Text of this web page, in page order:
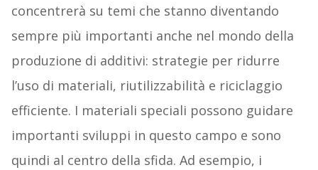
concentrerà su temi che stanno diventando
sempre più importanti anche nel mondo della
produzione di additivi: strategie per ridurre
l’uso di materiali, riutilizzabilità e riciclaggio
efficiente. I materiali speciali possono guidare
importanti sviluppi in questo campo e sono
quindi al centro della sfida. Ad esempio, i